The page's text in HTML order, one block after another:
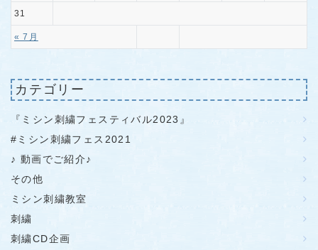
« 7月
31
カテゴリー
『ミシン刺繍フェスティバル2023』
#ミシン刺繍フェス2021
♪ 動画でご紹介♪
その他
ミシン刺繍教室
刺繍
刺繍CD企画